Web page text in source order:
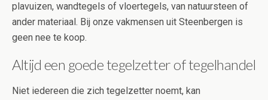
plavuizen, wandtegels of vloertegels, van natuursteen of
ander materiaal. Bij onze vakmensen uit Steenbergen is
geen nee te koop.
Altijd een goede tegelzetter of tegelhandel
Niet iedereen die zich tegelzetter noemt, kan